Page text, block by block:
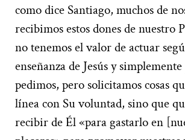
como dice Santiago, muchos de
recibimos estos dones de nuestro
no tenemos el valor de actuar
enseñanza de Jesús y simplemente
pedimos, pero solicitamos cosas
línea con Su voluntad, sino que
recibir de Él «para gastarlo en